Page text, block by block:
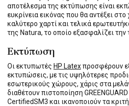
αποτέλεσμα της εκτύπωσης είναι
ευκρίνεια εικόνας που θα αντέξει
καλύτερο χαρτί και τελικά
της Natura, το οποίο εξασφαλίζει την
Εκτύπωση
Οι εκτυπωτές HP Latexπροσφέρουν
εκτυπώσεις, με τις υψηλότερες
εσωτερικούς χώρους, χάρις στα
διαθέτουν πιστοποίηση
CertifiedSM3 και ικανοποιούν τα